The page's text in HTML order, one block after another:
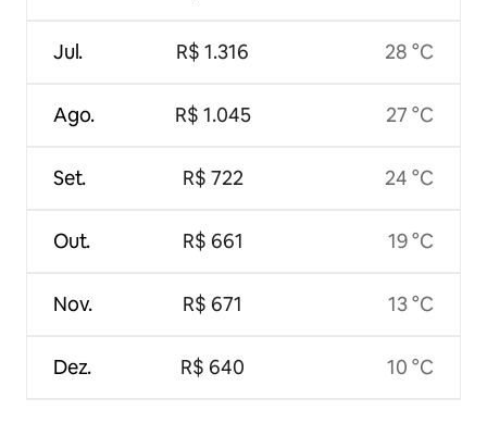
Jul.
Ago.
Set.
Out.
Nov.
Dez.
R$ 1.316
R$ 1.045
R$ 722
R$ 661
R$ 671
R$ 640
28 °C
27 °C
24 °C
19 °C
13 °C
10 °C